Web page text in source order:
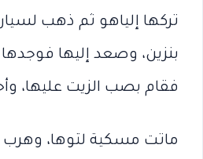
تركها إلياهو ثم ذهب
بنزين، وصعد إليها
فقام بصب الزيت عليها،
ماتت مسكية لتوها، وهرب